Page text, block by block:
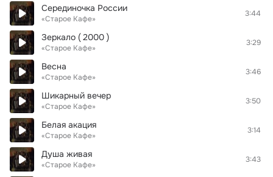
Серединочка России
«Старое Кафе»
3:44
Зеркало ( 2000 )
«Старое Кафе»
3:29
Весна
«Старое Кафе»
3:46
Шикарный вечер
«Старое Кафе»
3:50
Белая акация
«Старое Кафе»
3:14
Душа живая
«Старое Кафе»
3:43